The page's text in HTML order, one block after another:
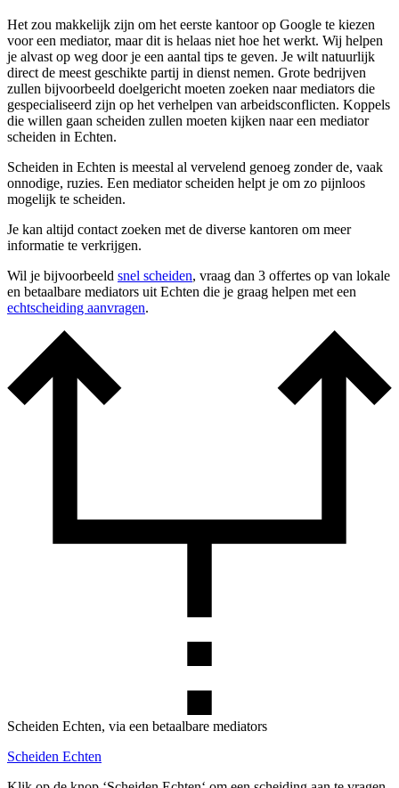
Het zou makkelijk zijn om het eerste kantoor op Google te kiezen
voor een mediator, maar dit is helaas niet hoe het werkt. Wij helpen
je alvast op weg door je een aantal tips te geven. Je wilt natuurlijk
direct de meest geschikte partij in dienst nemen. Grote bedrijven
zullen bijvoorbeeld doelgericht moeten zoeken naar mediators die
gespecialiseerd zijn op het verhelpen van arbeidsconflicten. Koppels
die willen gaan scheiden zullen moeten kijken naar een mediator
scheiden in Echten.
Scheiden in Echten is meestal al vervelend genoeg zonder de, vaak
onnodige, ruzies. Een mediator scheiden helpt je om zo pijnloos
mogelijk te scheiden.
Je kan altijd contact zoeken met de diverse kantoren om meer
informatie te verkrijgen.
Wil je bijvoorbeeld snel scheiden, vraag dan 3 offertes op van lokale
en betaalbare mediators uit Echten die je graag helpen met een
echtscheiding aanvragen.
Scheiden Echten, via een betaalbare mediators
Scheiden Echten